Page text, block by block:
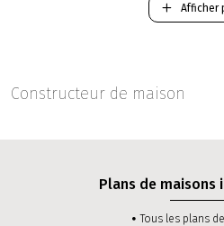
Pour visiter une maison
Afficher
Constructeur de maison
Plans de maisons
Tous les plans